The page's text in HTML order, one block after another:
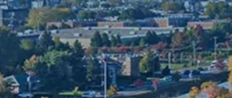
PHOTOS ET VIDÉOS
CONTACT